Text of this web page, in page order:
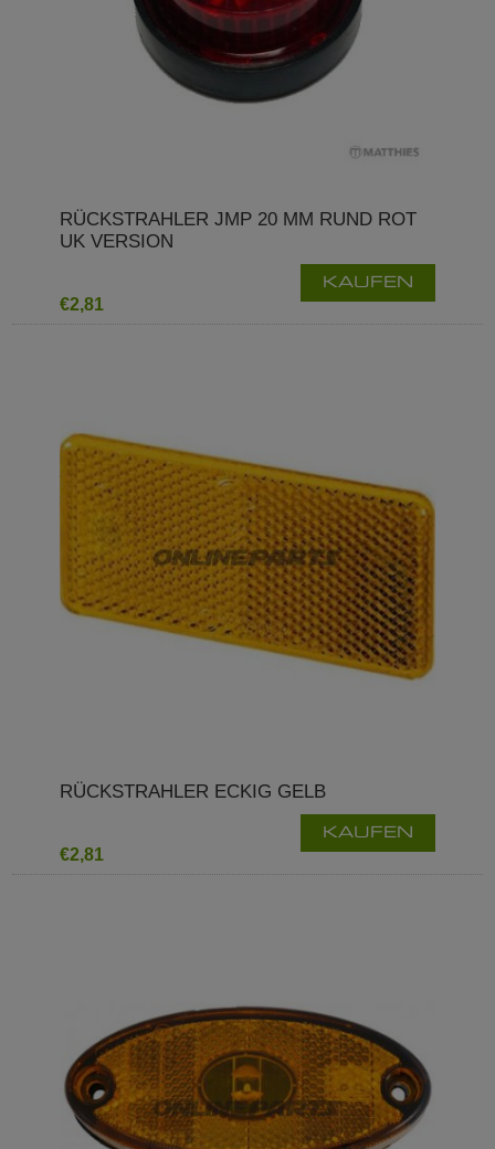
RÜCKSTRAHLER JMP 20 MM RUND ROT
UK VERSION
€2,81
KAUFEN
RÜCKSTRAHLER ECKIG GELB
€2,81
KAUFEN